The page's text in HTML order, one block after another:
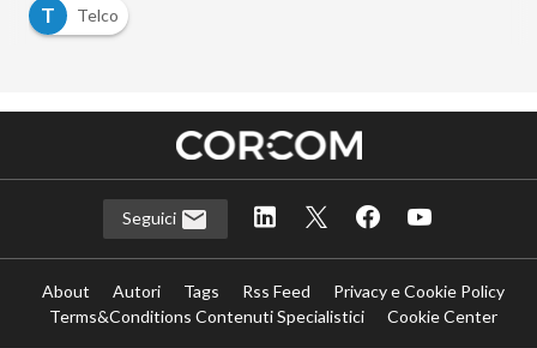
T
Telco
Seguici
About Autori Tags Rss Feed
Privacy e Cookie Policy
Terms&Conditions Contenuti Specialistici
Cookie Center